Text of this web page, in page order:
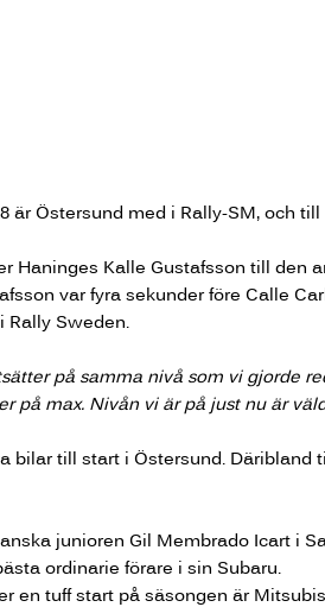
är Östersund med i Rally-SM, och
Haninges Kalle Gustafsson till
var fyra sekunder före Calle
Sweden.
på samma nivå som vi gjorde
på max. Nivån vi är på just nu är
bilar till start i Östersund.
junioren Gil Membrado Icart i
ordinarie förare i sin Subaru.
en tuff start på säsongen är